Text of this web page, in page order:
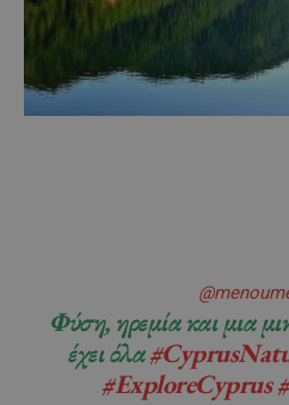
Φύση, ηρεμία και μια
έχει όλα
#ExploreCyprus